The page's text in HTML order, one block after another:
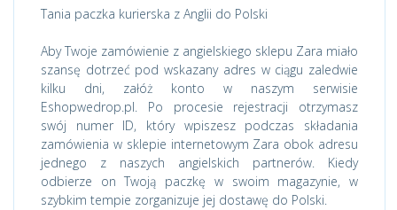
Tania paczka kurierska z Anglii do Polski
Aby Twoje zamówienie z angielskiego sklepu Zara miało
szansę dotrzeć pod wskazany adres w ciągu zaledwie
kilku dni, załóż konto w naszym serwisie
Eshopwedrop.pl. Po procesie rejestracji otrzymasz
swój numer ID, który wpiszesz podczas składania
zamówienia w sklepie internetowym Zara obok adresu
jednego z naszych angielskich partnerów. Kiedy
odbierze on Twoją paczkę w swoim magazynie, w
szybkim tempie zorganizuje jej dostawę do Polski.